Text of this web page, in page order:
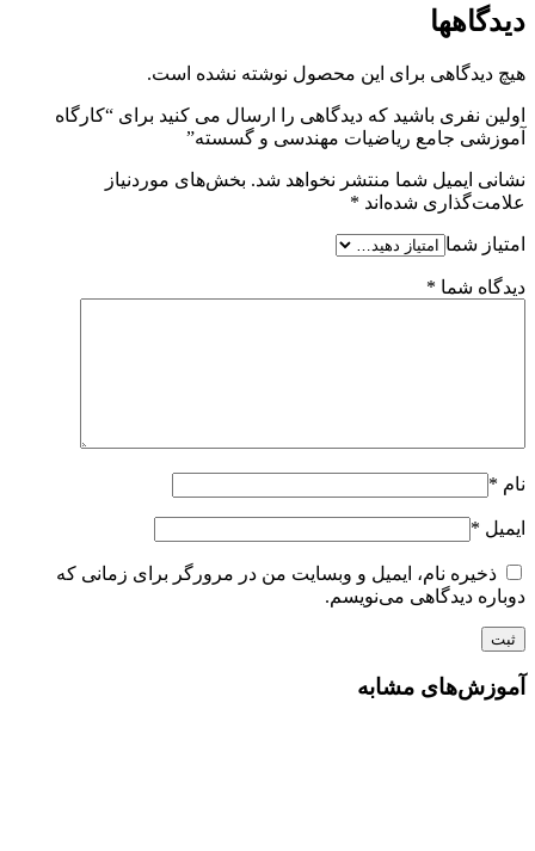
دیدگاهها
هیچ دیدگاهی برای این محصول نوشته نشده است.
اولین نفری باشید که دیدگاهی را ارسال می کنید برای “کارگاه
آموزشی جامع ریاضیات مهندسی و گسسته”
نشانی ایمیل شما منتشر نخواهد شد. بخش‌های موردنیاز
علامت‌گذاری شده‌اند *
امتیاز شما
دیدگاه شما *
نام *
ایمیل *
ذخیره نام، ایمیل و وبسایت من در مرورگر برای زمانی که
دوباره دیدگاهی می‌نویسم.
آموزش‌های مشابه